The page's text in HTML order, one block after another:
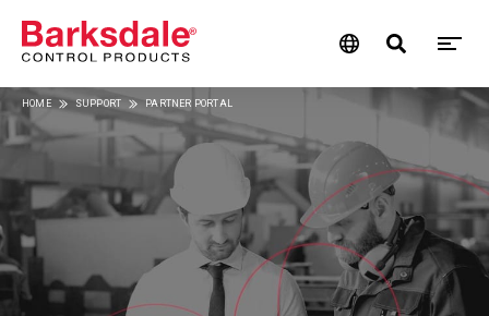
Skip
to
mainBreadcrumb
HOME SUPPORT PARTNER PORTAL